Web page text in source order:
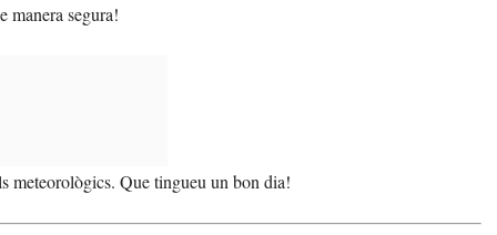
manera segura!
meteorològics. Que tingueu un bon dia!